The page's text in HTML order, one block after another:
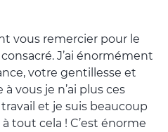
vous remercier pour le
J’ai énormément
votre gentillesse et
vous je n’ai plus ces
et je suis beaucoup
tout cela ! C’est énorme